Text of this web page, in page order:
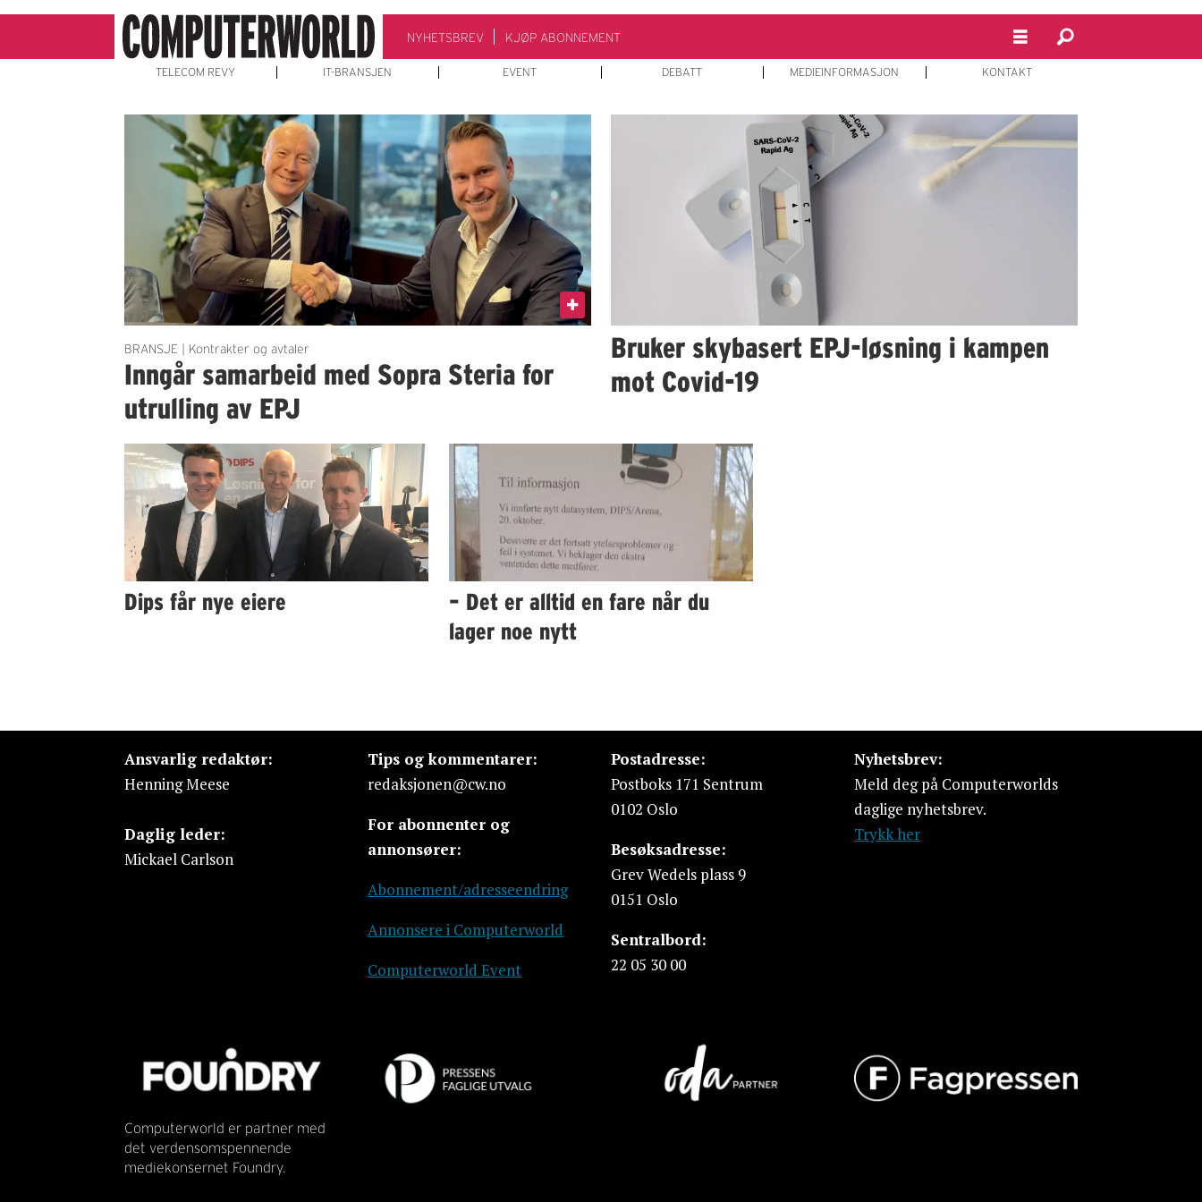
NYHETSBREV KJØP ABONNEMENT
TELECOM REVY IT-BRANSJEN EVENT DEBATT MEDIEINFORMASJON KONTAKT
BRANSJE | Kontrakter og avtaler
Inngår samarbeid med Sopra Steria for
utrulling av EPJ
Bruker skybasert EPJ-løsning i kampen
mot Covid-19
Dips får nye eiere
– Det er alltid en fare når du
lager noe nytt
Ansvarlig redaktør:
Henning Meese
Daglig leder:
Mickael Carlson
Tips og kommentarer:
redaksjonen@cw.no
For abonnenter og
annonsører:
Abonnement/adresseendring
Annonsere i Computerworld
Computerworld Event
Postadresse:
Postboks 171 Sentrum
0102 Oslo
Besøksadresse:
Grev Wedels plass 9
0151 Oslo
Sentralbord:
22 05 30 00
Nyhetsbrev:
Meld deg på Computerworlds
daglige nyhetsbrev.
Trykk her
Computerworld er partner med
det verdensomspennende
mediekonsernet Foundry.